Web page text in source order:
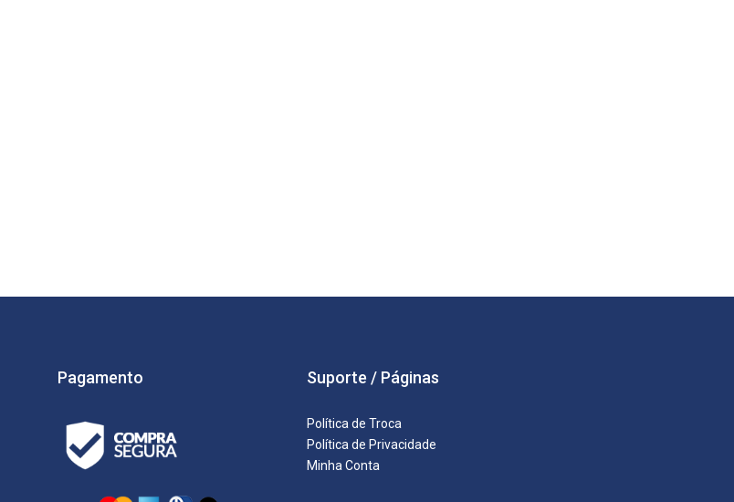
Pagamento Suporte / Páginas
Política de Troca
Política de Privacidade
Minha Conta